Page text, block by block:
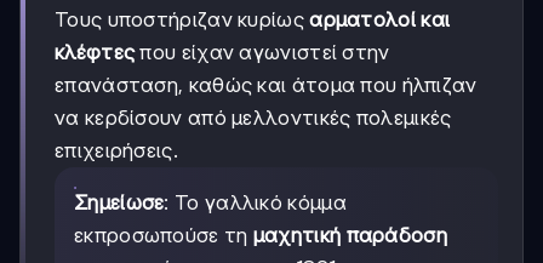
Τους υποστήριζαν κυρίωςαρματολοί και
κλέφτεςπου είχαν αγωνιστεί στην
επανάσταση, καθώς και άτομα που ήλπιζαν
να κερδίσουν από μελλοντικές πολεμικές
επιχειρήσεις.
Σημείωσε: Το γαλλικό κόμμα
εκπροσωπούσε τη μαχητική παράδοση